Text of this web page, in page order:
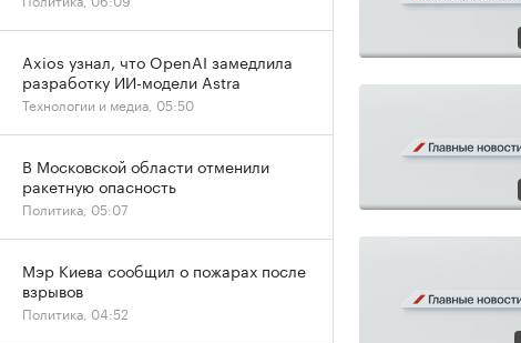
Axios узнал, что OpenAI замедлила
разработку ИИ-модели Astra
Технологии и медиа, 05:50
В Московской области отменили
ракетную опасность
Политика, 05:07
Мэр Киева сообщил о пожарах после
взрывов
Политика, 04:52